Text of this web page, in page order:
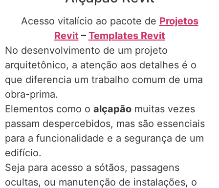
Acesso vitalício ao pacote de Projetos
Revit – Templates Revit
No desenvolvimento de um projeto
arquitetônico, a atenção aos detalhes é o
que diferencia um trabalho comum de uma
obra-prima.
Elementos como o alçapão muitas vezes
passam despercebidos, mas são essenciais
para a funcionalidade e a segurança de um
edifício.
Seja para acesso a sótãos, passagens
ocultas, ou manutenção de instalações, o